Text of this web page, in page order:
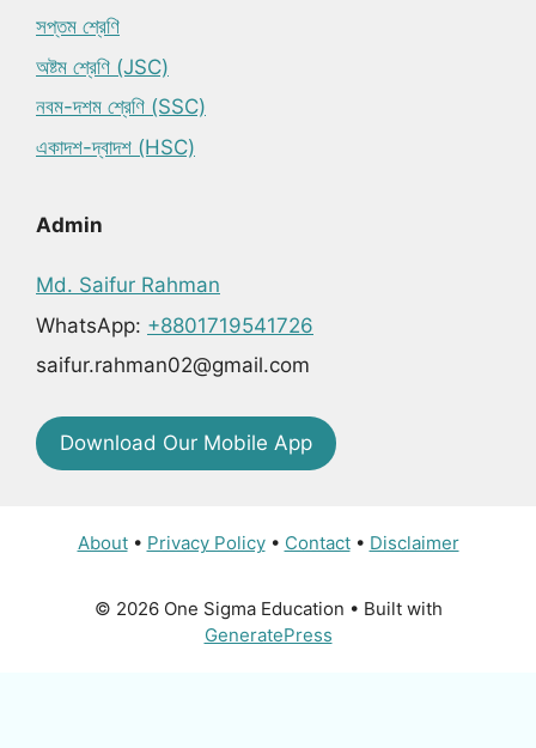
সপ্তম শ্রেণি
অষ্টম শ্রেণি (JSC)
নবম-দশম শ্রেণি (SSC)
একাদশ-দ্বাদশ (HSC)
Admin
Md. Saifur Rahman
WhatsApp: +8801719541726
saifur.rahman02@gmail.com
Download Our Mobile App
About• Privacy Policy• Contact• Disclaimer
© 2026 One Sigma Education • Built with
GeneratePress